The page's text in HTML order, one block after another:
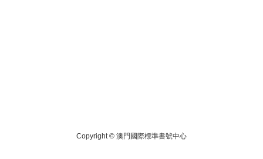
Copyright © 澳門國際標準書號中心